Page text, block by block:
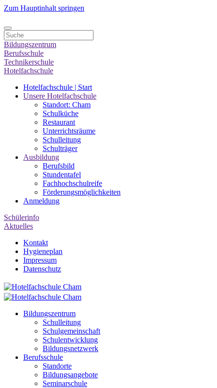
Zum Hauptinhalt springen
Bildungszentrum
Berufsschule
Technikerschule
Hotelfachschule
Hotelfachschule | Start
Unsere Hotelfachschule
Standort: Cham
Schulküche
Restaurant
Unterrichtsräume
Schulleitung
Schulträger
Ausbildung
Berufsbild
Stundentafel
Fachhochschulreife
Förderungsmöglichkeiten
Anmeldung
Schülerinfo
Aktuelles
Kontakt
Hygieneplan
Impressum
Datenschutz
Bildungszentrum
Schulleitung
Schulgemeinschaft
Schulentwicklung
Bildungsnetzwerk
Berufsschule
Standorte
Bildungsangebote
Seminarschule